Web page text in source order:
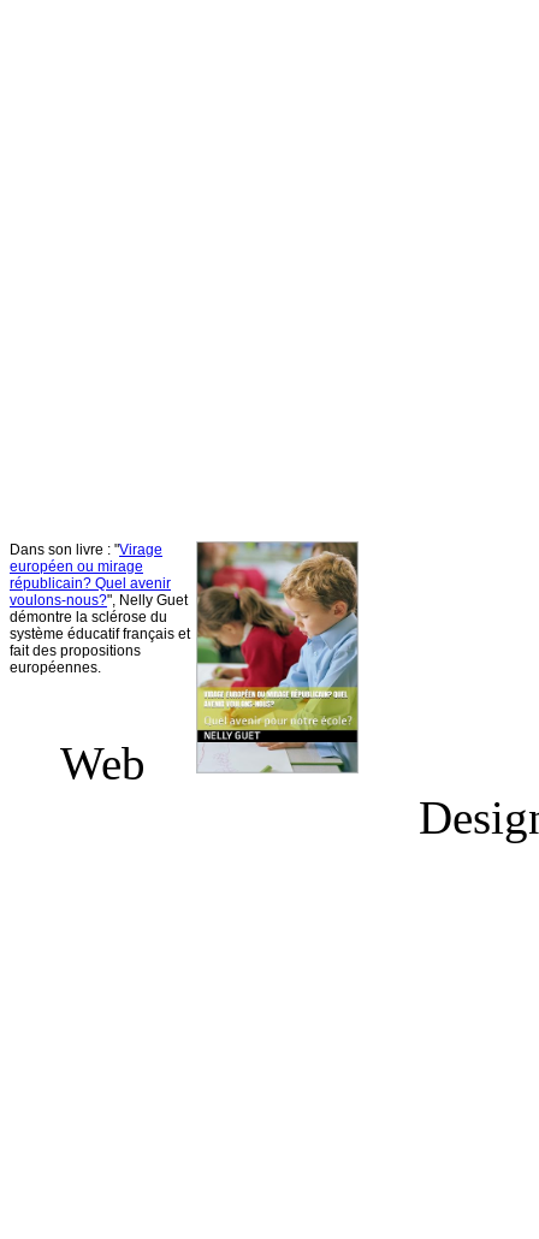
Dans son livre : "Virage
européen ou mirage
républicain? Quel avenir
voulons-nous?", Nelly Guet
démontre la sclérose du
système éducatif français et
fait des propositions
européennes
Web